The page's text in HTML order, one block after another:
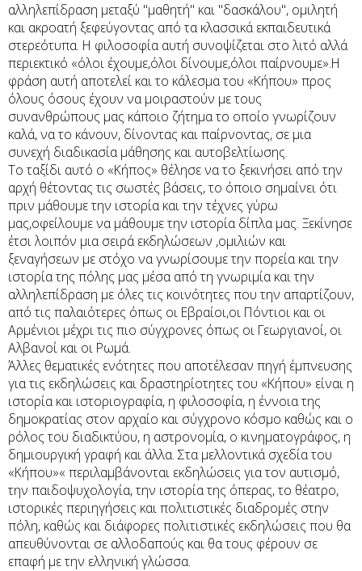
αλληλεπίδραση μεταξύ ''μαθητή'' και ''δασκάλου'', ομιλητή
και ακροατή ξεφεύγοντας από τα κλασσικά εκπαιδευτικά
στερεότυπα. Η φιλοσοφία αυτή συνοψίζεται στο λιτό αλλά
περιεκτικό «όλοι έχουμε,όλοι δίνουμε,όλοι παίρνουμε».Η
φράση αυτή αποτελεί και το κάλεσμα του «Κήπου» προς
όλους όσους έχουν να μοιραστούν με τους
συνανθρώπους μας κάποιο ζήτημα το οποίο γνωρίζουν
καλά, να το κάνουν, δίνοντας και παίρνοντας, σε μια
συνεχή διαδικασία μάθησης και αυτοβελτίωσης.
Το ταξίδι αυτό ο «Κήπος» θέλησε να το ξεκινήσει από την
αρχή θέτοντας τις σωστές βάσεις, το όποιο σημαίνει ότι
πριν μάθουμε την ιστορία και την τέχνες γύρω
μας,οφείλουμε να μάθουμε την ιστορία δίπλα μας. Ξεκίνησε
έτσι λοιπόν μια σειρά εκδηλώσεων ,ομιλιών και
ξεναγήσεων με στόχο να γνωρίσουμε την πορεία και την
ιστορία της πόλης μας μέσα από τη γνωριμία και την
αλληλεπίδραση με όλες τις κοινότητες που την απαρτίζουν,
από τις παλαιότερες όπως οι Εβραίοι,οι Πόντιοι και οι
Αρμένιοι μέχρι τις πιο σύγχρονες όπως οι Γεωργιανοί, οι
Αλβανοί και οι Ρωμά.
Άλλες θεματικές ενότητες που αποτέλεσαν πηγή έμπνευσης
για τις εκδηλώσεις και δραστηρίοτητες του «Κήπου» είναι η
ιστορία και ιστοριογραφία, η φιλοσοφία, η έννοια της
δημοκρατίας στον αρχαίο και σύγχρονο κόσμο καθώς και ο
ρόλος του διαδικτύου, η αστρονομία, ο κινηματογράφος, η
δημιουργική γραφή και άλλα. Στα μελλοντικά σχεδία του
«Κήπου»« περιλαμβάνονται εκδηλώσεις για τον αυτισμό,
την παιδοψυχολογία, την ιστορία της όπερας, το θέατρο,
ιστορικές περιηγήσεις και πολιτιστικές διαδρομές στην
πόλη, καθώς και διάφορες πολιτιστικές εκδηλώσεις που θα
απευθύνονται σε αλλοδαπούς και θα τους φέρουν σε
επαφή με την ελληνική γλώσσα.